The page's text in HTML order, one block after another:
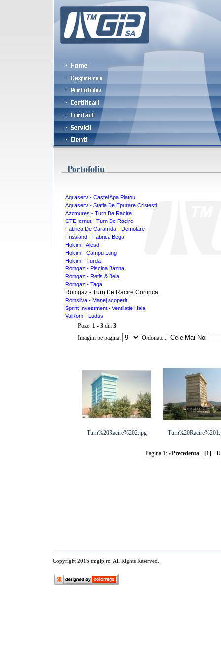
Portofoliu
Aquaserv - Castel Apa Platou
Aquaserv - Statia De Epurare Cristesti
Azomures - Turn De Racire
CTE Iernut - Turn De Racire
Fabrica De Caramida - Demolare
Frissland - Fabrica Bega
Holcim - Alesd
Holcim - Campu Lung
Holcim - Turda
Romgaz - Piscina Bazna
Romgaz - Retis & Beia
Romgaz - Taga
Romgaz - Turn De Racire Corunca
Romsilva - Manej acoperit
Sprint Investment - Ventilatie Hala
ValRom - Ludus
Poze: 1 - 3din 3
Imagini pe pagina:
Ordonate :
Turn%20Racire%202.jpg
Pagina 1: «Precedenta - [1] -
Copyright 2015 tmgip.ro. All Rights Reserved.